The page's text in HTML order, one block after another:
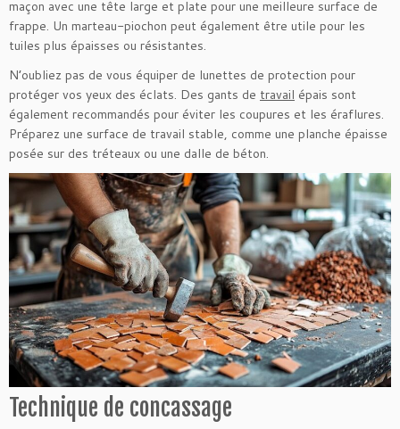
maçon avec une tête large et plate pour une meilleure surface de
frappe. Un marteau-piochon peut également être utile pour les
tuiles plus épaisses ou résistantes.
N’oubliez pas de vous équiper de lunettes de protection pour
protéger vos yeux des éclats. Des gants de travail épais sont
également recommandés pour éviter les coupures et les éraflures.
Préparez une surface de travail stable, comme une planche épaisse
posée sur des tréteaux ou une dalle de béton.
Technique de concassage